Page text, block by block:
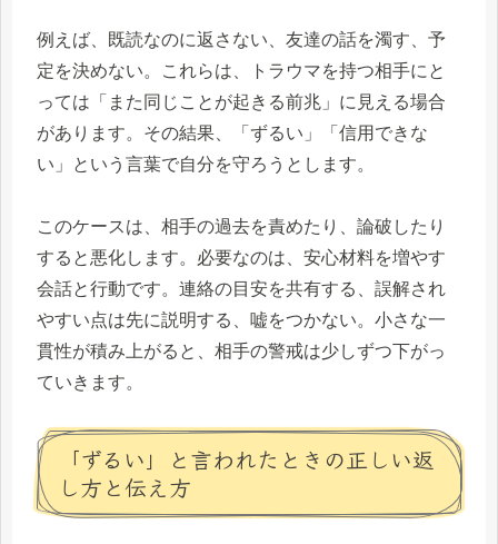
例えば、既読なのに返さない、友達の話を濁す、予
定を決めない。これらは、トラウマを持つ相手にと
っては「また同じことが起きる前兆」に見える場合
があります。その結果、「ずるい」「信用できな
い」という言葉で自分を守ろうとします。
このケースは、相手の過去を責めたり、論破したり
すると悪化します。必要なのは、安心材料を増やす
会話と行動です。連絡の目安を共有する、誤解され
やすい点は先に説明する、嘘をつかない。小さな一
貫性が積み上がると、相手の警戒は少しずつ下がっ
ていきます。
「ずるい」と言われたときの正しい返
し方と伝え方